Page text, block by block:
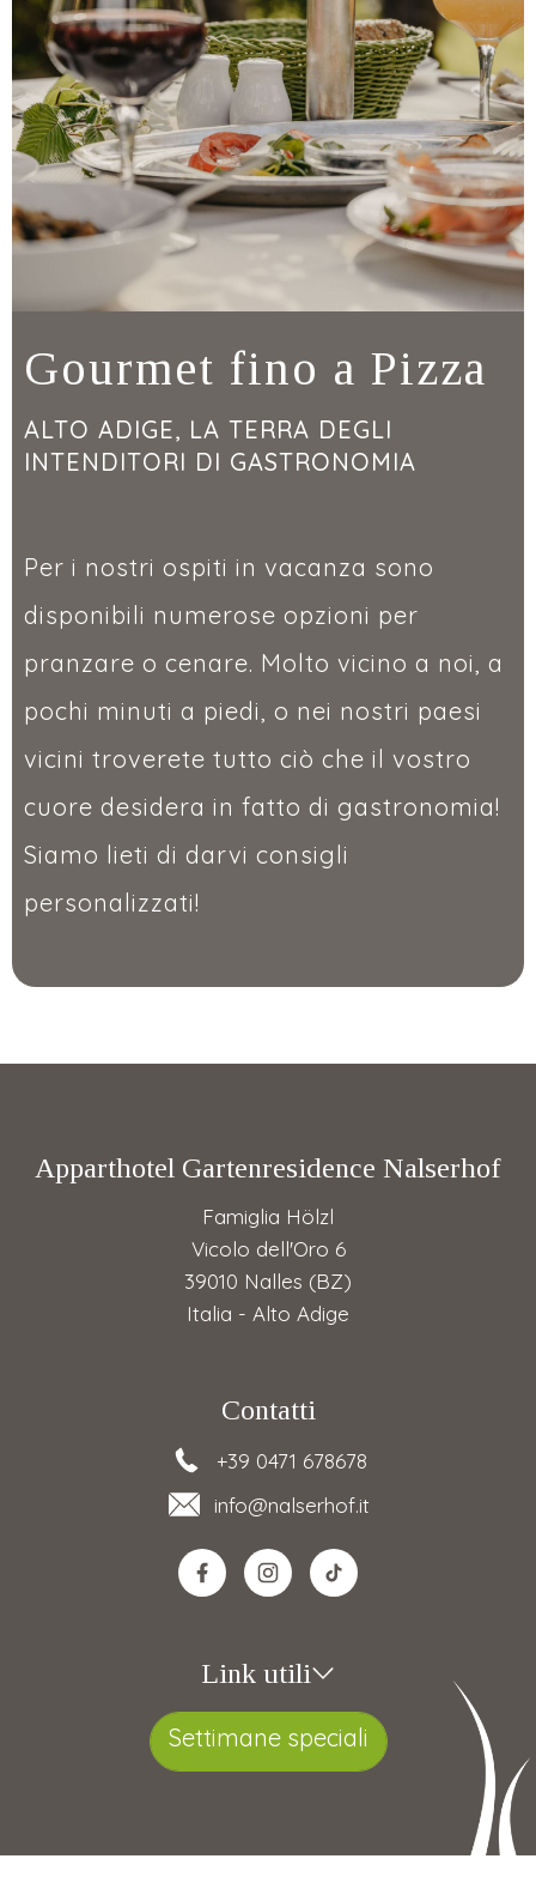
Gourmet fino a Pizza
ALTO ADIGE, LA TERRA DEGLI
INTENDITORI DI GASTRONOMIA
Per i nostri ospiti in vacanza sono
disponibili numerose opzioni per
pranzare o cenare. Molto vicino a noi, a
pochi minuti a piedi, o nei nostri paesi
vicini troverete tutto ciò che il vostro
cuore desidera in fatto di gastronomia!
Siamo lieti di darvi consigli
personalizzati!
Apparthotel Gartenresidence Nalserhof
Famiglia Hölzl
Vicolo dell'Oro 6
39010 Nalles (BZ)
Italia - Alto Adige
Contatti
+39 0471 678678
info@nalserhof.it
Link utili
Settimane speciali